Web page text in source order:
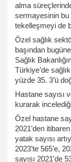
alma
sermayesinin
tekelleşmeyi de
Özel sağlık
başından
Sağlık
Türkiye’de
yüzde 35. 3’ü
Hastane sayısı
kurarak
Özel hastane
2021’den
yatak sayısı
2023’te 565’e,
sayısı 2021’de